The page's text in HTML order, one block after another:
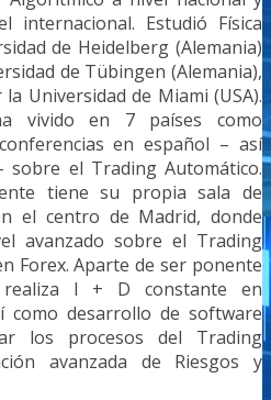
internacional. Estudió Física
de Heidelberg (Alemania)
de Tübingen (Alemania),
Universidad de Miami (USA).
vivido en 7 países como
en español – así
el Trading Automático.
tiene su propia sala de
el centro de Madrid, donde
avanzado sobre el Trading
Forex. Aparte de ser ponente
I + D constante en
como desarrollo de software
los procesos del Trading
avanzada de Riesgos y